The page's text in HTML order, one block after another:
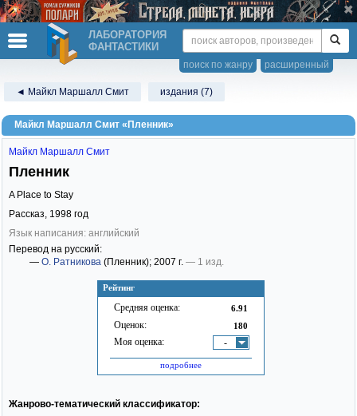
ЛАБОРАТОРИЯ
ФАНТАСТИКИ
расширенный
поиск по жанру
◄ Майкл Маршалл Смит издания (7)
Майкл Маршалл Смит «Пленник»
Рейтинг
Средняя оценка: 6.91
Оценок: 180
Моя оценка: -
подробнее
Майкл Маршалл Смит
Пленник
A Place to Stay
Рассказ, 1998 год
Язык написания: английский
Перевод на русский:
— О. Ратникова (Пленник); 2007 г. — 1 изд.
Жанрово-тематический классификатор: